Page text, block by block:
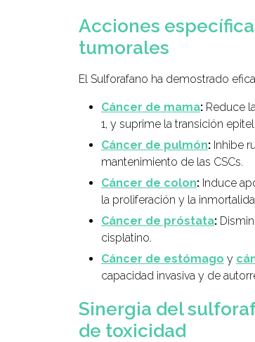
Acciones
tumorales
El Sulforafano ha demostrado
Cáncer de mama: Reduce
1, y suprime la transición
Cáncer de pulmón: Inhibe
mantenimiento de las CSCs.
Cáncer de colon: Induce
la proliferación y la
Cáncer de próstata:
cisplatino.
Cáncer de estómago y
capacidad invasiva y de
Sinergia del
de toxicidad